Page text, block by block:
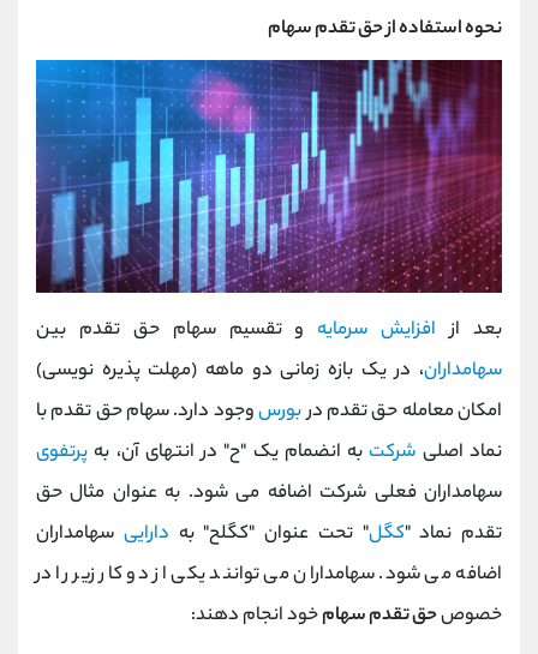
نحوه استفاده از حق تقدم سهام
بعد از افزایش سرمایه و تقسیم سهام حق تقدم بین
سهامداران، در یک بازه زمانی دو ماهه (مهلت پذیره نویسی)
امکان معامله حق تقدم دربورسوجود دارد. سهام حق تقدم با
نماد اصلی شرکت به انضمام یک "ح" در انتهای آن، به پرتفوی
سهامداران فعلی شرکت اضافه می شود. به عنوان مثال حق
تقدم نماد "کگل" تحت عنوان "کگلح" به دارایی سهامداران
اضافه می شود. سهامداران می توانند یکی از دو کار زیر را در
خصوصحق تقدم سهامخود انجام دهند: